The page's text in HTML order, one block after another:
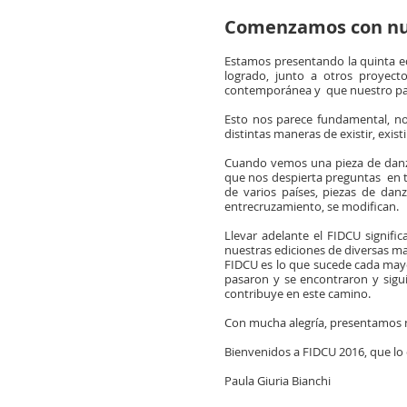
Comenzamos con
Estamos presentando la quinta
logrado, junto a otros
contemporánea y que nuestro
Esto nos parece fundamental,
distintas maneras de existir,
Cuando vemos una pieza de
que nos despierta preguntas en
de varios países, piezas de
entrecruzamiento, se modifican.
Llevar adelante el FIDCU
nuestras ediciones de diversas
FIDCU es lo que sucede cada
pasaron y se encontraron y
contribuye en este camino.
Con mucha alegría,
Bienvenidos a FIDCU 2016, que
Paula Giuria Bianchi